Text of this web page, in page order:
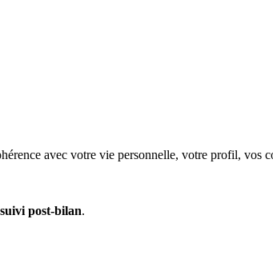
avec votre vie personnelle, votre profil, vos
post-bilan.